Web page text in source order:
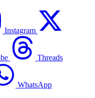
Instagram
Threads
WhatsApp